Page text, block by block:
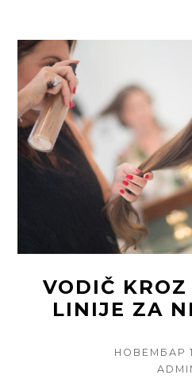
VODIČ
LINIJE ZA
POSTED
НОВЕМБАР